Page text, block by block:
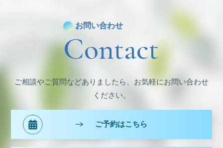
お問い合わせ
Contact
ご相談やご質問などありましたら、お気軽にお問い合わせ
ください。
ご予約はこちら